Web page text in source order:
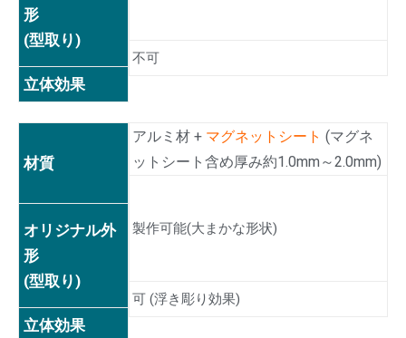
形
(型取り)
立体効果
不可
材質
オリジナル外
形
(型取り)
立体効果
アルミ材 + マグネットシート (マグネ
ットシート含め厚み約1.0mm～2.0mm)
製作可能(大まかな形状)
可 (浮き彫り効果)